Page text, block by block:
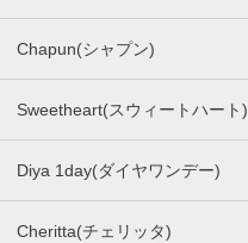
Chapun(シャプン)
Sweetheart(スウィートハート)
Diya 1day(ダイヤワンデー)
Cheritta(チェリッタ)